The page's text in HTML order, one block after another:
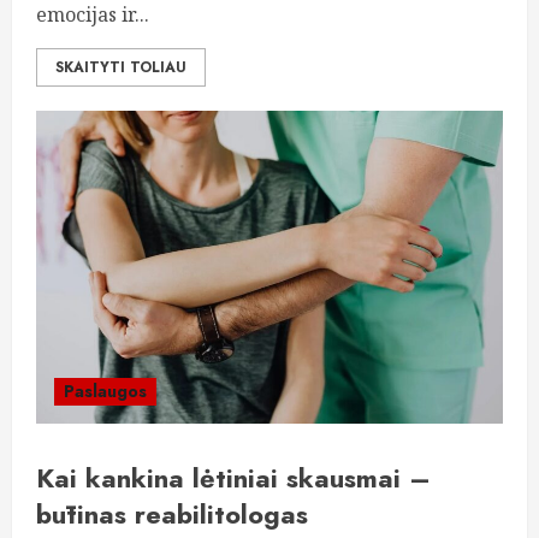
emocijas ir...
SKAITYTI TOLIAU
Paslaugos
Kai kankina lėtiniai skausmai –
būtinas reabilitologas